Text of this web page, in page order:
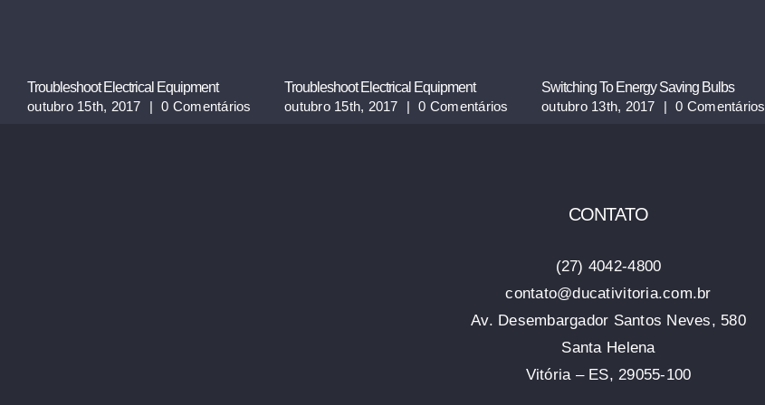
Troubleshoot Electrical Equipment
outubro 15th, 2017
| 0 Comentários
Troubleshoot Electrical Equipment
outubro 15th, 2017
| 0 Comentários
Switching To Energy Saving Bulbs
outubro 13th, 2017
| 0 Comentários
CONTATO
(27) 4042-4800
contato@ducativitoria.com.br
Av. Desembargador Santos Neves, 580
Santa Helena
Vitória – ES, 29055-100